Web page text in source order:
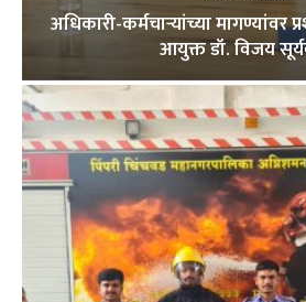
अधिकारी-कर्मचाऱ्यांच्या मागण्यांवर
आयुक्त डॉ. विजय